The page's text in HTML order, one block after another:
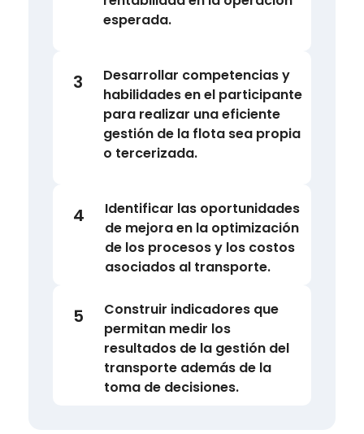
esperada.
3
Desarrollar competencias y
habilidades en el participante
para realizar una eficiente
gestión de la flota sea propia
o tercerizada.
4
Identificar las oportunidades
de mejora en la optimización
de los procesos y los costos
asociados al transporte.
5
Construir indicadores que
permitan medir los
resultados de la gestión del
transporte además de la
toma de decisiones.